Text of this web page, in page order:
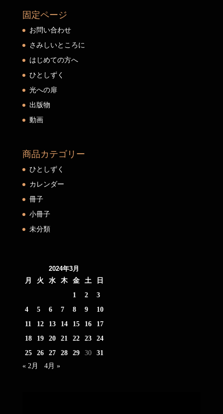
固定ページ
お問い合わせ
さみしいところに
はじめての方へ
ひとしずく
光への扉
出版物
動画
商品カテゴリー
ひとしずく
カレンダー
冊子
小冊子
未分類
2024年3月
月
火 水 木 金 土
日
1
2
3
4
5 6 7 8 9
10
11
12 13 14 15 16
17
18
19 20 21 22 23
24
25
26 27 28 29 30
31
« 2月
4月 »